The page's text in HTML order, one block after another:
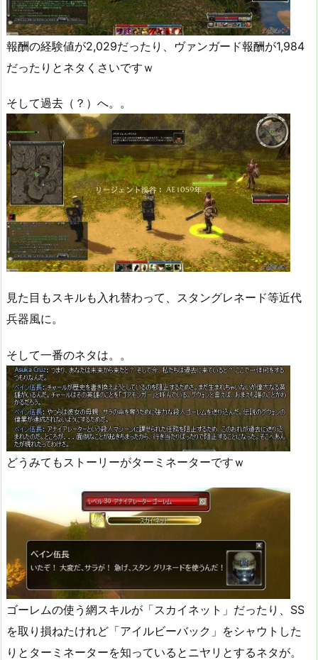
報酬の経験値が2,029だったり、ヴァンガード報酬が1,984
だったりとネタくさいですｗ
そして過去（？）へ。。
見た目もスキルも入れ替わって、スタングレネード等近代
兵器風に。
そして一番のネタは。。
どうみてもストーリーがターミネーターですｗ
ゴーレムの使う網スキルが「スカイネット」だったり、SS
を取り損ねたけれど「アイルビーバック」をシャウトした
りとターミネーターを知っているとニヤリとするネタが。